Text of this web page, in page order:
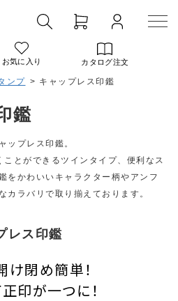
お気に入り カタログ注文
ンプ > キャップレス印鑑
鑑
ップレス印鑑。
とができるツインタイプ、便利なス
をかわいいキャラクター柄やアンフ
カラバリで取り揃えております。
レス印鑑
け閉め簡単！
印が一つに！